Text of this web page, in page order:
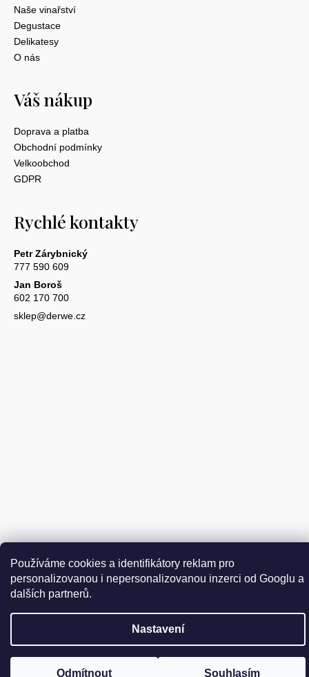
Používáme cookies a identifikátory reklam pro
personalizovanou i nepersonalizovanou inzerci od Googlu a
dalších partnerů.
Nastavení
Odmítnout Souhlasím
Naše vinařství
Degustace
Delikatesy
O nás
Váš nákup
Doprava a platba
Obchodní podmínky
Velkoobchod
GDPR
Rychlé kontakty
Petr Zárybnický
777 590 609
Jan Boroš
602 170 700
sklep@derwe.cz
Vytvořil Shoptet
Copyright 2026DER WEINSCHMECKER.CZ. Všechna práva
Upravit nastavení cookies
obsah